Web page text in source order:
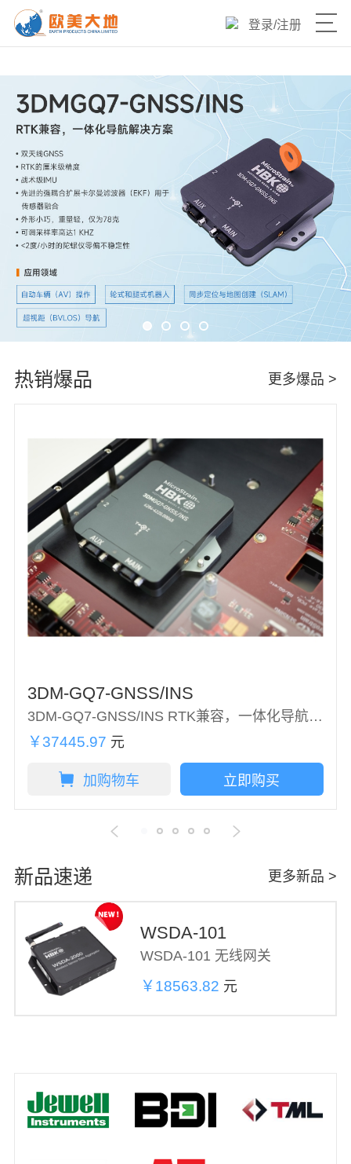
登录/注册
热销爆品
新品速递
优选产品
欧美大地官网
热销爆品 更多爆品 >
3DM-GQ7-GNSS/INS
3DM-GQ7-GNSS/INS RTK兼容，一体化导航解决方案
￥37445.97 元
加购物车 立即购买
新品速递 更多新品 >
WSDA-101
WSDA‑101 无线网关
￥18563.82 元